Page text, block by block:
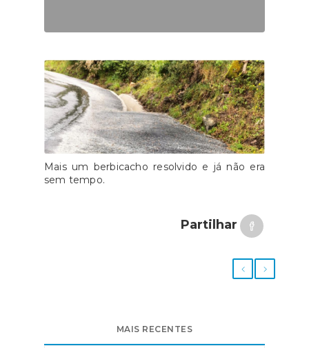
Mais um berbicacho resolvido e já não era
sem tempo.
Partilhar
MAIS RECENTES